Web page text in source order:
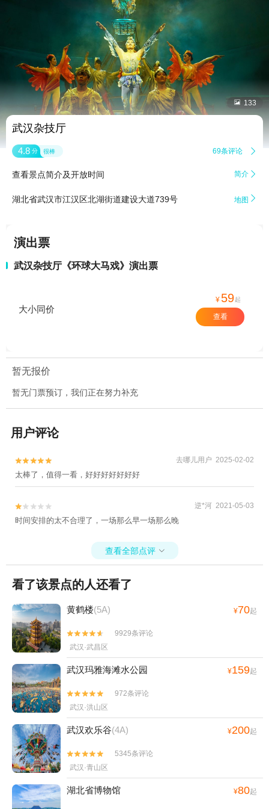
 133
武汉杂技厅
4.8 分 很棒 69条评论 
查看景点简介及开放时间 简介 
湖北省武汉市江汉区北湖街道建设大道739号 地图 
演出票
武汉杂技厅《环球大马戏》演出票
大小同价
¥ 59起
查看
暂无报价
暂无门票预订，我们正在努力补充
用户评论

 去哪儿用户 2025-02-02
太棒了，值得一看，好好好好好好好

 逆*河 2021-05-03
时间安排的太不合理了，一场那么早一场那么晚
查看全部点评 
看了该景点的人还看了
黄鹤楼(5A) ¥70起


9929条评论
武汉·武昌区
武汉玛雅海滩水公园 ¥159起


972条评论
武汉·洪山区
武汉欢乐谷(4A) ¥200起


5345条评论
武汉·青山区
湖北省博物馆 ¥80起